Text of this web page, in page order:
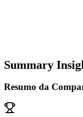
Summary
Resumo da